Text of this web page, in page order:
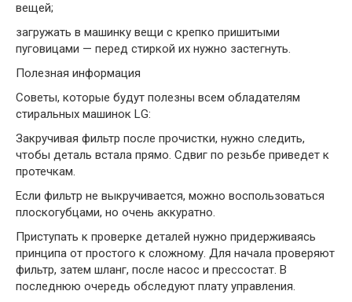
вещей;
загружать в машинку вещи с крепко пришитыми
пуговицами — перед стиркой их нужно застегнуть.
Полезная информация
Советы, которые будут полезны всем обладателям
стиральных машинок LG:
Закручивая фильтр после прочистки, нужно следить,
чтобы деталь встала прямо. Сдвиг по резьбе приведет к
протечкам.
Если фильтр не выкручивается, можно воспользоваться
плоскогубцами, но очень аккуратно.
Приступать к проверке деталей нужно придерживаясь
принципа от простого к сложному. Для начала проверяют
фильтр, затем шланг, после насос и прессостат. В
последнюю очередь обследуют плату управления.